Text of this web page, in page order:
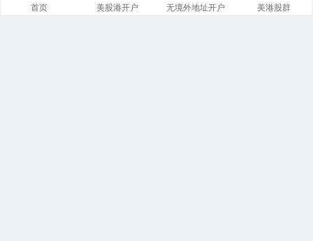
首页 美股港开户 无境外地址开户 美港股群